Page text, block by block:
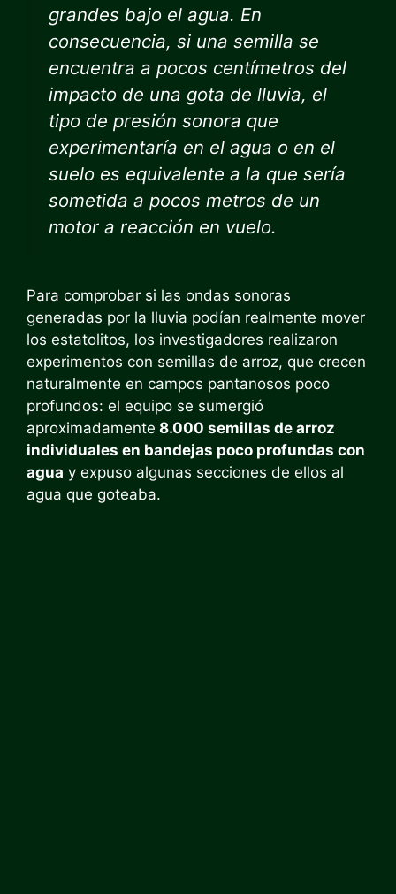
grandes bajo el agua. En
consecuencia, si una semilla se
encuentra a pocos centímetros del
impacto de una gota de lluvia, el
tipo de presión sonora que
experimentaría en el agua o en el
suelo es equivalente a la que sería
sometida a pocos metros de un
motor a reacción en vuelo.
Para comprobar si las ondas sonoras
generadas por la lluvia podían realmente mover
los estatolitos, los investigadores realizaron
experimentos con semillas de arroz, que crecen
naturalmente en campos pantanosos poco
profundos: el equipo se sumergió
aproximadamente 8.000 semillas de arroz
individuales en bandejas poco profundas con
agua y expuso algunas secciones de ellos al
agua que goteaba.